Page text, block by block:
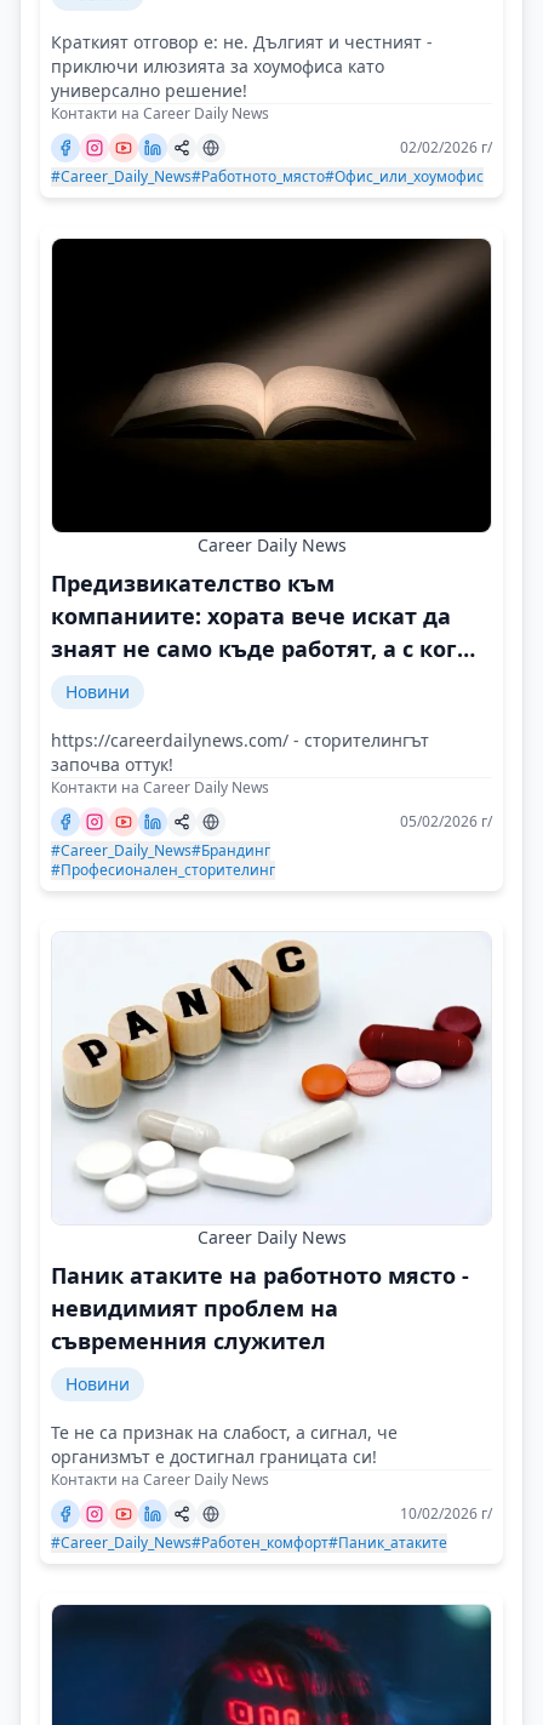
Краткият отговор е: не. Дългият и честният -
приключи илюзията за хоумофиса като
универсално решение!
Контакти на Career Daily News
02/02/2026 г/
#Career_Daily_News#Работното_място#Офис_или_хоумофис
Career Daily News
Предизвикателство към
компаниите: хората вече искат да
знаят не само къде работят, а с кого
и защо
Новини
https://careerdailynews.com/ - сторителингът
започва оттук!
Контакти на Career Daily News
05/02/2026 г/
#Career_Daily_News#Брандинг
#Професионален_сторителинг
Career Daily News
Паник атаките на работното място -
невидимият проблем на
съвременния служител
Новини
Те не са признак на слабост, а сигнал, че
организмът е достигнал границата си!
Контакти на Career Daily News
10/02/2026 г/
#Career_Daily_News#Работен_комфорт#Паник_атаките